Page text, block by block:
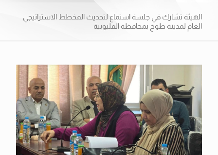
الهيئة تشارك في جلسة استماع لتحديث المخطط الاستراتيجي
العام لمدينة طوخ بمحافظة القليوبية